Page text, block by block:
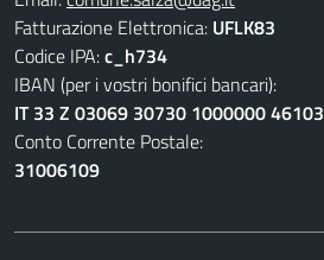
Fatturazione Elettronica: UFLK83
Codice IPA:c_h734
IBAN (per i vostri bonifici bancari):
IT 33 Z 03069 30730 1000000 46103
Conto Corrente Postale:
31006109